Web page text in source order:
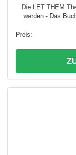
Die LET THEM
werden - Das